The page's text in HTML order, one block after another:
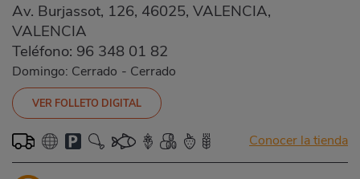
Av. Burjassot, 126, 46025, VALENCIA,
VALENCIA
Teléfono: 96 348 01 82
Domingo: Cerrado - Cerrado
VER FOLLETO DIGITAL
Conocer la tienda